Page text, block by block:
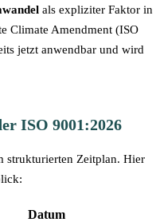
als expliziter Faktor in
Climate Amendment (ISO
jetzt anwendbar und wird
ISO 9001:2026
strukturierten Zeitplan. Hier
Datum